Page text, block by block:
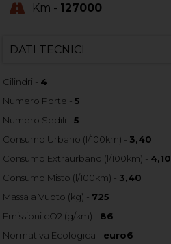
Km - 127000
DATI TECNICI
Cilindri - 4
Numero Porte -5
Numero Sedili -5
Consumo Urbano (l/100km) - 3,40
Consumo Extraurbano (l/100km) - 4,10
Consumo Misto (l/100km) - 3,40
Massa a Vuoto (kg) - 725
Emissioni cO2 (g/km) - 86
Normativa Ecologica - euro6